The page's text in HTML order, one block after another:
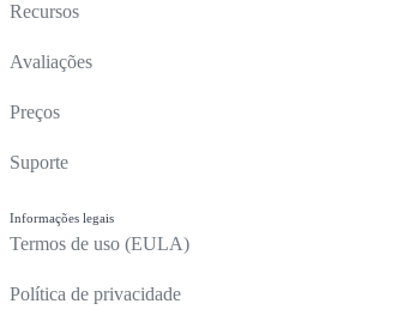
Recursos
Avaliações
Preços
Suporte
Informações legais
Termos de uso (EULA)
Política de privacidade